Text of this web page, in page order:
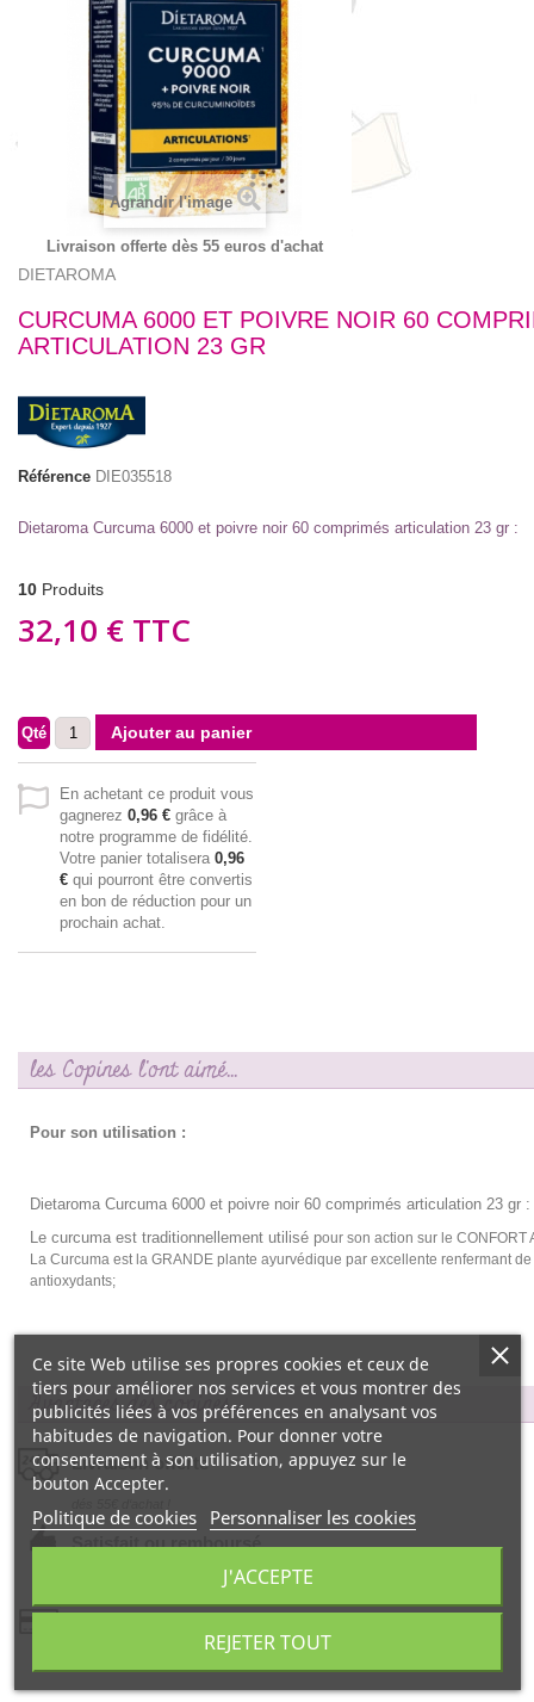
Agrandir l'image
Livraison offerte dès 55 euros d'achat
DIETAROMA
CURCUMA 6000 ET POIVRE NOIR 60
ARTICULATION 23 GR
Référence DIE035518
Dietaroma Curcuma 6000 et poivre noir 60 comprimés articulation 23 gr :
10 Produits
32,10 € TTC
Qté Ajouter au panier
En achetant ce produit vous
gagnerez 0,96 € grâce à
notre programme de fidélité.
Votre panier totalisera 0,96
€ qui pourront être convertis
en bon de réduction pour un
prochain achat.
les Copines l'ont aimé...
Pour son utilisation :
Dietaroma Curcuma 6000 et poivre noir 60 comprimés articulation 23 gr :
Le curcuma est traditionnellement utilisé pour son action sur le CONFORT
La Curcuma est la GRANDE plante ayurvédique par excellente renfermant
antioxydants;
Avantages des copines…
Livraison offerte
Satisfait ou remboursé
Ce site Web utilise ses propres cookies et ceux de
tiers pour améliorer nos services et vous montrer des
publicités liées à vos préférences en analysant vos
habitudes de navigation. Pour donner votre
consentement à son utilisation, appuyez sur le
bouton Accepter.
Politique de cookies Personnaliser les cookies
REJETER TOUT
J'ACCEPTE